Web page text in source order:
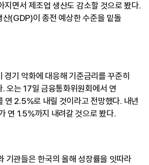
지면서 제조업 생산도 감소할 것으로 봤다.
산(GDP)이 종전 예상한 수준을 밑돌
경기 악화에 대응해 기준금리를 꾸준히
오는 17일 금융통화위원회에서 연
연 2.5%로 내릴 것이라고 전망했다. 내년
연 1.5%까지 내려갈 것으로 봤다.
기관들은 한국의 올해 성장률을 잇따라